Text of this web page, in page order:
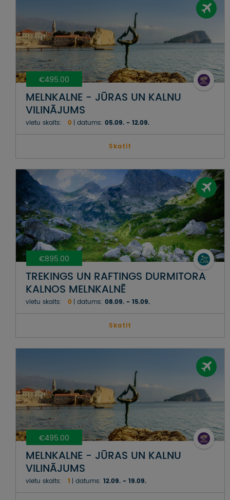
€495.00
MELNKALNE - JŪRAS UN KALNU
VILINĀJUMS
vietu skaits: 0 datums: 05.09. - 12.09.
Skatit
€895.00
TREKINGS UN RAFTINGS DURMITORA
KALNOS MELNKALNĒ
vietu skaits: 0 datums: 08.09. - 15.09.
Skatit
€495.00
MELNKALNE - JŪRAS UN KALNU
VILINĀJUMS
vietu skaits: 1 datums: 12.09. - 19.09.